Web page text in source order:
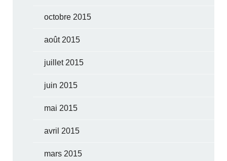
octobre 2015
août 2015
juillet 2015
juin 2015
mai 2015
avril 2015
mars 2015